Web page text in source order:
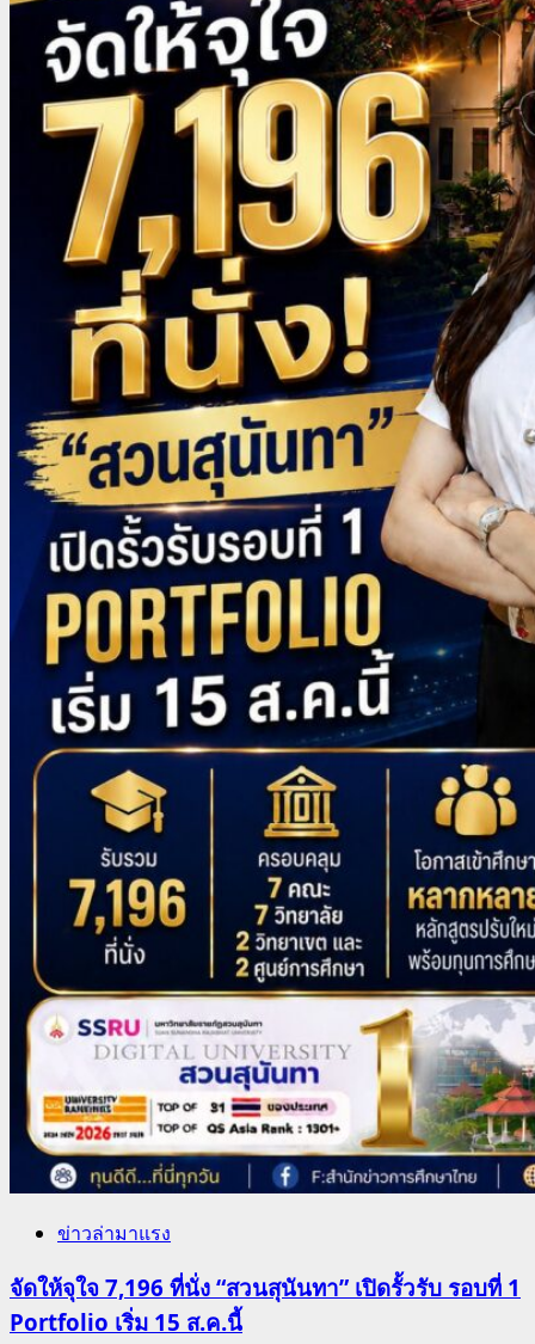
ข่าวล่ามาแรง
จัดให้จุใจ 7,196 ที่นั่ง “สวนสุนันทา” เปิดรั้วรับ รอบที่ 1
Portfolio เริ่ม 15 ส.ค.นี้